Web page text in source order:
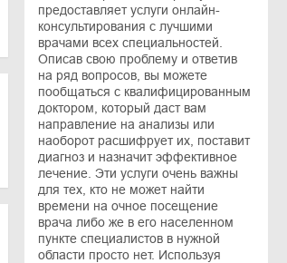
предоставляет услуги онлайн-
консультирования с лучшими
врачами всех специальностей.
Описав свою проблему и ответив
на ряд вопросов, вы можете
пообщаться с квалифицированным
доктором, который даст вам
направление на анализы или
наоборот расшифрует их, поставит
диагноз и назначит эффективное
лечение. Эти услуги очень важны
для тех, кто не может найти
времени на очное посещение
врача либо же в его населенном
пункте специалистов в нужной
области просто нет. Используя